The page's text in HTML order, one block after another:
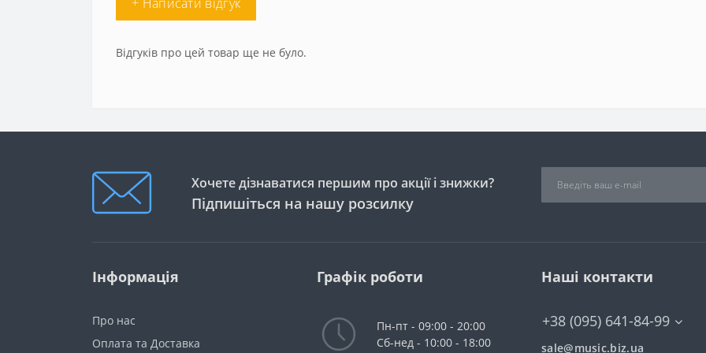
Відгуків про цей товар ще не було.
Хочете дізнаватися першим про акції і знижки?
Підпишіться на нашу розсилку
Інформація
Про нас
Оплата та Доставка
Графік роботи
Пн-пт - 09:00 - 20:00
Сб-нед - 10:00 - 18:00
Наші контакти
+38 (095) 641-84-99
sale@music.biz.ua